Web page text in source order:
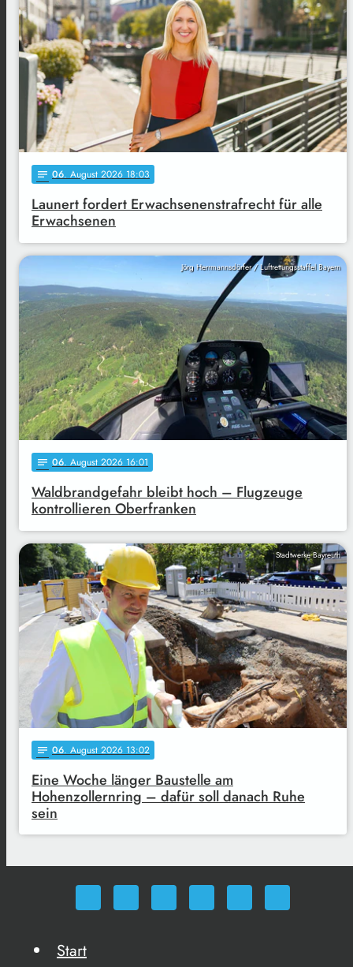
notes 06. August 2026 18:03
Launert fordert Erwachsenenstrafrecht für alle
Erwachsenen
Jörg Herrmannsdörfer / Luftrettungsstaffel Bayern
notes 06. August 2026 16:01
Waldbrandgefahr bleibt hoch – Flugzeuge
kontrollieren Oberfranken
Stadtwerke Bayreuth
notes 06. August 2026 13:02
Eine Woche länger Baustelle am
Hohenzollernring – dafür soll danach Ruhe
sein
Start